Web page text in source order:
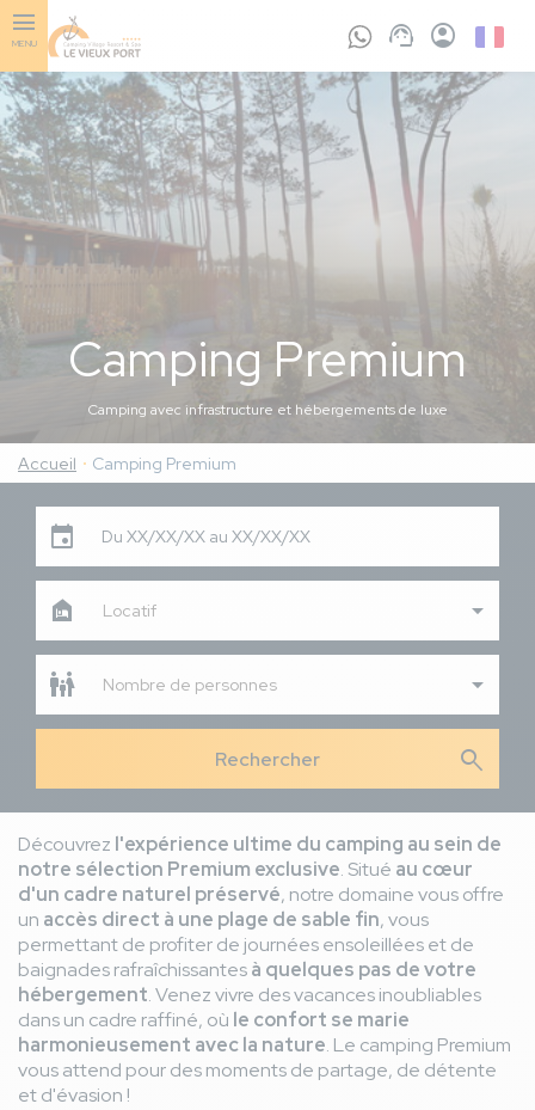
Aller
au
contenu
principal
MENU
Camping Premium
Camping avec infrastructure et hébergements de luxe
Accueil Camping Premium
Du XX/XX/XX au XX/XX/XX
Locatif
Nombre de personnes
search
Découvrez l'expérience ultime du camping au sein de
notre sélection Premium exclusive. Situé au cœur
d'un cadre naturel préservé, notre domaine vous offre
un accès direct à une plage de sable fin, vous
permettant de profiter de journées ensoleillées et de
baignades rafraîchissantesà quelques pas de votre
hébergement. Venez vivre des vacances inoubliables
dans un cadre raffiné, où le confort se marie
harmonieusement avec la nature. Le camping Premium
vous attend pour des moments de partage, de détente
et d'évasion !